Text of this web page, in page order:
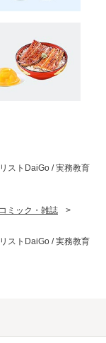
ストDaiGo / 実務教育
ミック・雑誌
>
ストDaiGo / 実務教育